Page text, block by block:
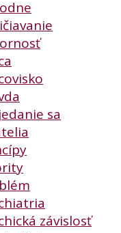
sa
závislosť